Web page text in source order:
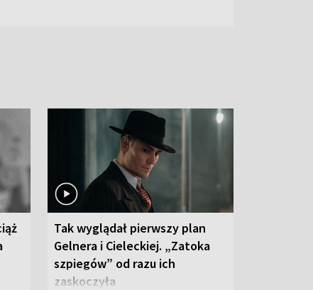
Tak wyglądał pierwszy plan
Gelnera i Cieleckiej. „Zatoka
szpiegów” od razu ich
zaskoczyła